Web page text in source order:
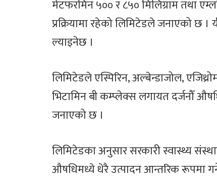
मेटफरमिन ५०० र ८५० मिलिग्राम तथा
प्रक्रियामा रहेको लिमिटेडले जनाएको छ ।
ल्याइनेछ ।
लिमिटेडले एस्पिरिन, अल्बेन्डाजोल,
भिटामिन बी कम्प्लेक्स लगायत दर्जनौँ
जनाएको छ ।
लिमिटेडका अनुसार सरकारी स्वास्थ्य
औषधिमध्ये धेरै उत्पादन आन्तरिक रूपमा